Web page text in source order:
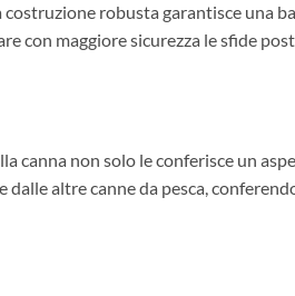
robusta garantisce una
con maggiore sicurezza le sfide
canna non solo le conferisce un
altre canne da pesca,